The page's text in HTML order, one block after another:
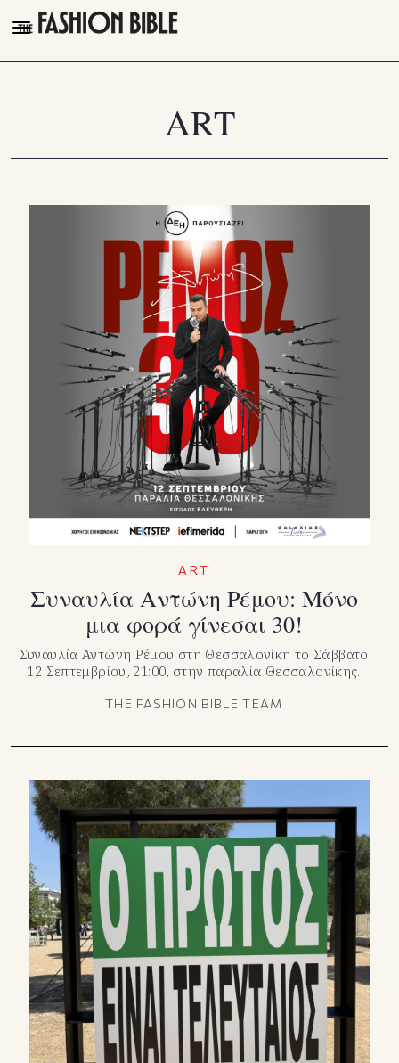
THE FASHION BIBLE
PLEASURES
Instagram
Youtube
X(Twitter)
ART
ART
Συναυλία Αντώνη Ρέμου: Μόνο
μια φορά γίνεσαι 30!
Συναυλία Αντώνη Ρέμου στη Θεσσαλονίκη το Σάββατο
12 Σεπτεμβρίου, 21:00, στην παραλία Θεσσαλονίκης.
THE FASHION BIBLE TEAM